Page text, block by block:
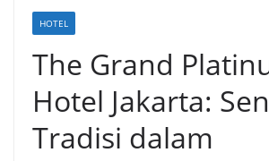
HOTEL
The Grand
Hotel Jakarta:
Tradisi dalam